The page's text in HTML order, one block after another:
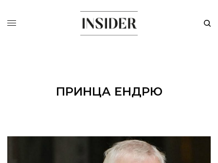
ПРИНЦА ЕНДРЮ